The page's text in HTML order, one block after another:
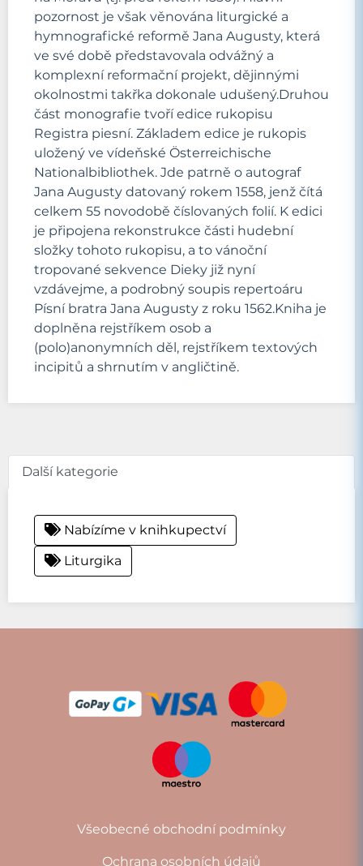
pozornost je však věnována liturgické a
hymnografické reformě Jana Augusty, která
ve své době představovala odvážný a
komplexní reformační projekt, dějinnými
okolnostmi takřka dokonale udušený.Druhou
část monografie tvoří edice rukopisu
Registra piesní. Základem edice je rukopis
uložený ve vídeňské Österreichische
Nationalbibliothek. Jde patrně o autograf
Jana Augusty datovaný rokem 1558, jenž čítá
celkem 55 novodobě číslovaných folií. K edici
je připojena rekonstrukce části hudební
složky tohoto rukopisu, a to vánoční
tropované sekvence Dieky již nyní
vzdávejme, a podrobný soupis repertoáru
Písní bratra Jana Augusty z roku 1562.Kniha je
doplněna rejstříkem osob a
(polo)anonymních děl, rejstříkem textových
incipitů a shrnutím v angličtině.
Další kategorie
Nabízíme v knihkupectví
Liturgika
Všeobecné obchodní podmínky
Ochrana osobních údajů